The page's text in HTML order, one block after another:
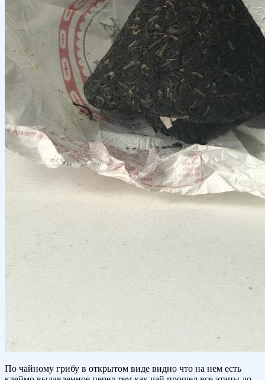
По чайному грибу в открытом виде видно что на нем есть